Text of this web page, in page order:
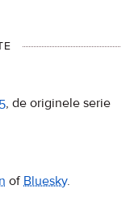
, de originele serie
ofBluesky.